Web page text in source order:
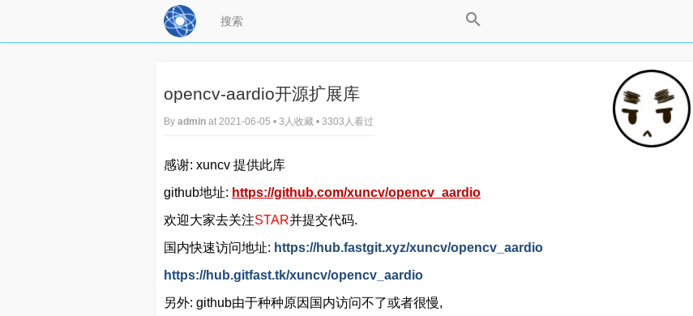
opencv-aardio开源扩展库
By admin at 2021-06-05 • 3人收藏 • 3303人看过
感谢: xuncv 提供此库
github地址: https://github.com/xuncv/opencv_aardio
欢迎大家去关注STAR并提交代码.
国内快速访问地址: https://hub.fastgit.xyz/xuncv/opencv_aardio
https://hub.gitfast.tk/xuncv/opencv_aardio
另外: github由于种种原因国内访问不了或者很慢,